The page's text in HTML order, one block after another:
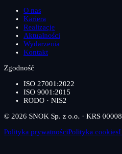
O nas
Kariera
Realizacje
Aktualności
Wydarzenia
Kontakt
Zgodność
ISO 27001:2022
ISO 9001:2015
RODO · NIS2
© 2026 SNOK Sp. z o.o. · KRS
Polityka prywatnościPolityka cookies